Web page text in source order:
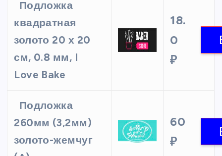
Подложка
квадратная
золото 20 х 20
см, 0.8 мм, I
Love Bake
18.
0
₽
Подложка
260мм (3,2мм)
золото-жемчуг
60
₽